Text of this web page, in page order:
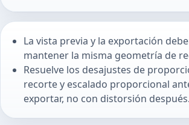
La vista previa y la exportación
mantener la misma geometría de
Resuelve los desajustes de
recorte y escalado proporcional
exportar, no con distorsión después.